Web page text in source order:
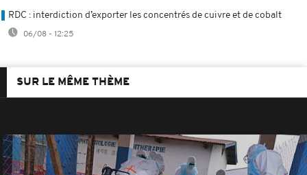
RDC : interdiction d’exporter les concentrés de cuivre et de cobalt
06/08 - 12:25
SUR LE MÊME THÈME